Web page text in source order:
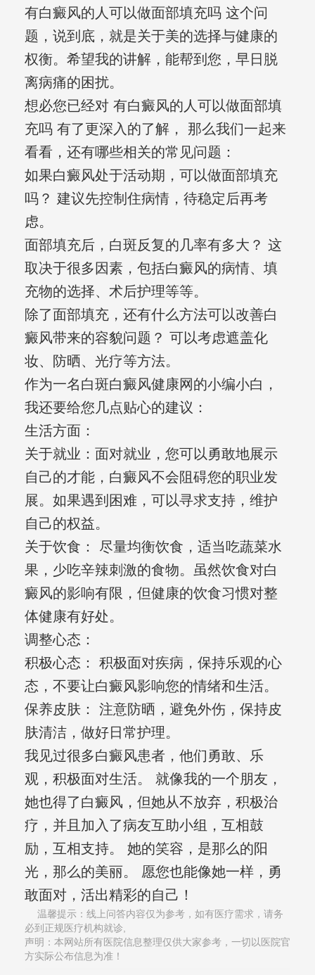
有白癜风的人可以做面部填充吗 这个问
题，说到底，就是关于美的选择与健康的
权衡。希望我的讲解，能帮到您，早日脱
离病痛的困扰。
想必您已经对 有白癜风的人可以做面部填
充吗 有了更深入的了解， 那么我们一起来
看看，还有哪些相关的常见问题：
如果白癜风处于活动期，可以做面部填充
吗？ 建议先控制住病情，待稳定后再考
虑。
面部填充后，白斑反复的几率有多大？ 这
取决于很多因素，包括白癜风的病情、填
充物的选择、术后护理等等。
除了面部填充，还有什么方法可以改善白
癜风带来的容貌问题？ 可以考虑遮盖化
妆、防晒、光疗等方法。
作为一名白斑白癜风健康网的小编小白，
我还要给您几点贴心的建议：
生活方面：
关于就业：面对就业，您可以勇敢地展示
自己的才能，白癜风不会阻碍您的职业发
展。如果遇到困难，可以寻求支持，维护
自己的权益。
关于饮食： 尽量均衡饮食，适当吃蔬菜水
果，少吃辛辣刺激的食物。虽然饮食对白
癜风的影响有限，但健康的饮食习惯对整
体健康有好处。
调整心态：
积极心态： 积极面对疾病，保持乐观的心
态，不要让白癜风影响您的情绪和生活。
保养皮肤： 注意防晒，避免外伤，保持皮
肤清洁，做好日常护理。
我见过很多白癜风患者，他们勇敢、乐
观，积极面对生活。 就像我的一个朋友，
她也得了白癜风，但她从不放弃，积极治
疗，并且加入了病友互助小组，互相鼓
励，互相支持。 她的笑容，是那么的阳
光，那么的美丽。 愿您也能像她一样，勇
敢面对，活出精彩的自己！
温馨提示：线上问答内容仅为参考，如有医疗需求，请务
必到正规医疗机构就诊,
声明：本网站所有医院信息整理仅供大家参考，一切以医院官
方实际公布信息为准！